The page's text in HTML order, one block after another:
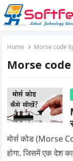
Home Morse code
Morse
मोर्स कोड (Morse
होगा. जिसमें एक देश